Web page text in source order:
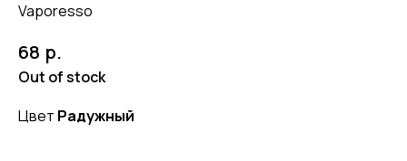
Vaporesso
68 р.
Out of stock
Цвет Радужный